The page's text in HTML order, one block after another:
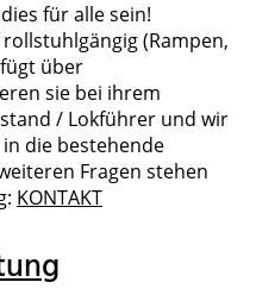
für alle sein!
(Rampen,
über
sie bei ihrem
/ Lokführer und wir
die bestehende
Fragen stehen
KONTAKT